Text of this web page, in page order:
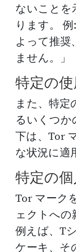
ないことを
ります。
よって推奨
ません。」
特定の
また、特定
るいくつか
下は、Tor
な状況に適
特定の
Tor マーク
ェクトへの
例えば、T
ケーキ、そ